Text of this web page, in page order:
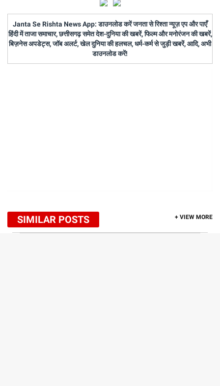
Janta Se Rishta News App: डाउनलोड करें जनता से रिश्ता न्यूज़ एप और पाएँ
हिंदी में ताजा समाचार, छत्तीसगढ़ समेत देश-दुनिया की खबरें, फिल्म और मनोरंजन की खबरें,
बिज़नेस अपडेट्स, जॉब अलर्ट, खेल दुनिया की हलचल, धर्म-कर्म से जुड़ी खबरें, आदि, अभी
डाउनलोड करें!
SIMILAR POSTS + VIEW MORE